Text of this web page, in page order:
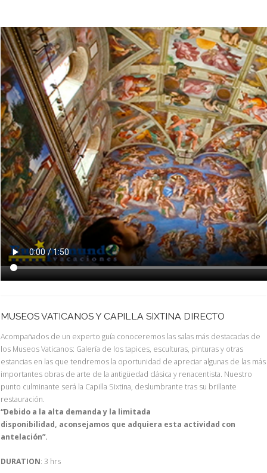
MUSEOS VATICANOS Y CAPILLA SIXTINA DIRECTO
Acompañados de un experto guía conoceremos las salas más destacadas de
los Museos Vaticanos: Galería de los tapices, esculturas, pinturas y otras
estancias en las que tendremos la oportunidad de apreciar algunas de las más
importantes obras de arte de la antigüedad clásica y renacentista. Nuestro
punto culminante será la Capilla Sixtina, deslumbrante tras su brillante
restauración.
“Debido a la alta demanda y la limitada
disponibilidad, aconsejamos que adquiera esta actividad con
antelación”.
DURATION: 3 hrs